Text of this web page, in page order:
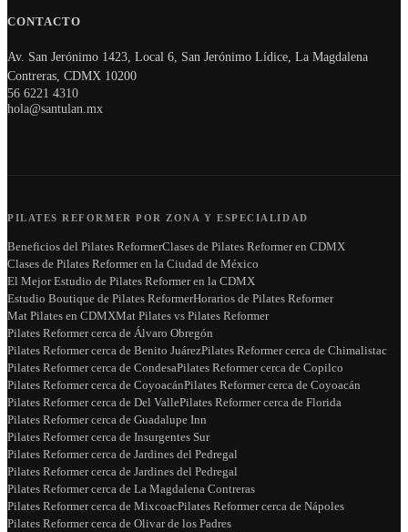
CONTACTO
Av. San Jerónimo 1423, Local 6, San Jerónimo Lídice, La Magdalena
Contreras, CDMX 10200
56 6221 4310
hola@santulan.mx
PILATES REFORMER POR ZONA Y ESPECIALIDAD
Beneficios del Pilates ReformerClases de Pilates Reformer en CDMX
Clases de Pilates Reformer en la Ciudad de México
El Mejor Estudio de Pilates Reformer en la CDMX
Estudio Boutique de Pilates ReformerHorarios de Pilates Reformer
Mat Pilates en CDMXMat Pilates vs Pilates Reformer
Pilates Reformer cerca de Álvaro Obregón
Pilates Reformer cerca de Benito JuárezPilates Reformer cerca de Chimalistac
Pilates Reformer cerca de CondesaPilates Reformer cerca de Copilco
Pilates Reformer cerca de CoyoacánPilates Reformer cerca de Coyoacán
Pilates Reformer cerca de Del VallePilates Reformer cerca de Florida
Pilates Reformer cerca de Guadalupe Inn
Pilates Reformer cerca de Insurgentes Sur
Pilates Reformer cerca de Jardines del Pedregal
Pilates Reformer cerca de Jardines del Pedregal
Pilates Reformer cerca de La Magdalena Contreras
Pilates Reformer cerca de MixcoacPilates Reformer cerca de Nápoles
Pilates Reformer cerca de Olivar de los Padres